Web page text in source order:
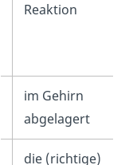
Reaktion
im Gehirn
abgelagert
die (richtige)